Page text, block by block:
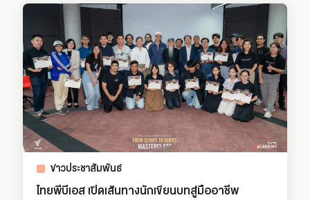
ข่าวประชาสัมพันธ์
ไทยพีบีเอส เปิดเส้นทางนักเขียนบทสู่มืออาชีพ